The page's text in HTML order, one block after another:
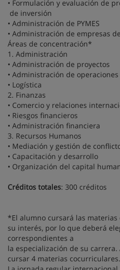
• Formulación y evaluación de
de inversión
• Administración de PYMES
• Administración de empresas
Áreas de concentración*
1. Administración
• Administración de proyectos
• Administración de operaciones
• Logística
2. Finanzas
• Comercio y relaciones
• Riesgos financieros
• Administración financiera
3. Recursos Humanos
• Mediación y gestión de
• Capacitación y desarrollo
• Organización del capital
Créditos totales: 300 créditos
*El alumno cursará las
su interés, por lo que deberá
correspondientes a
la especialización de su
cursar 4 materias cocurriculares.